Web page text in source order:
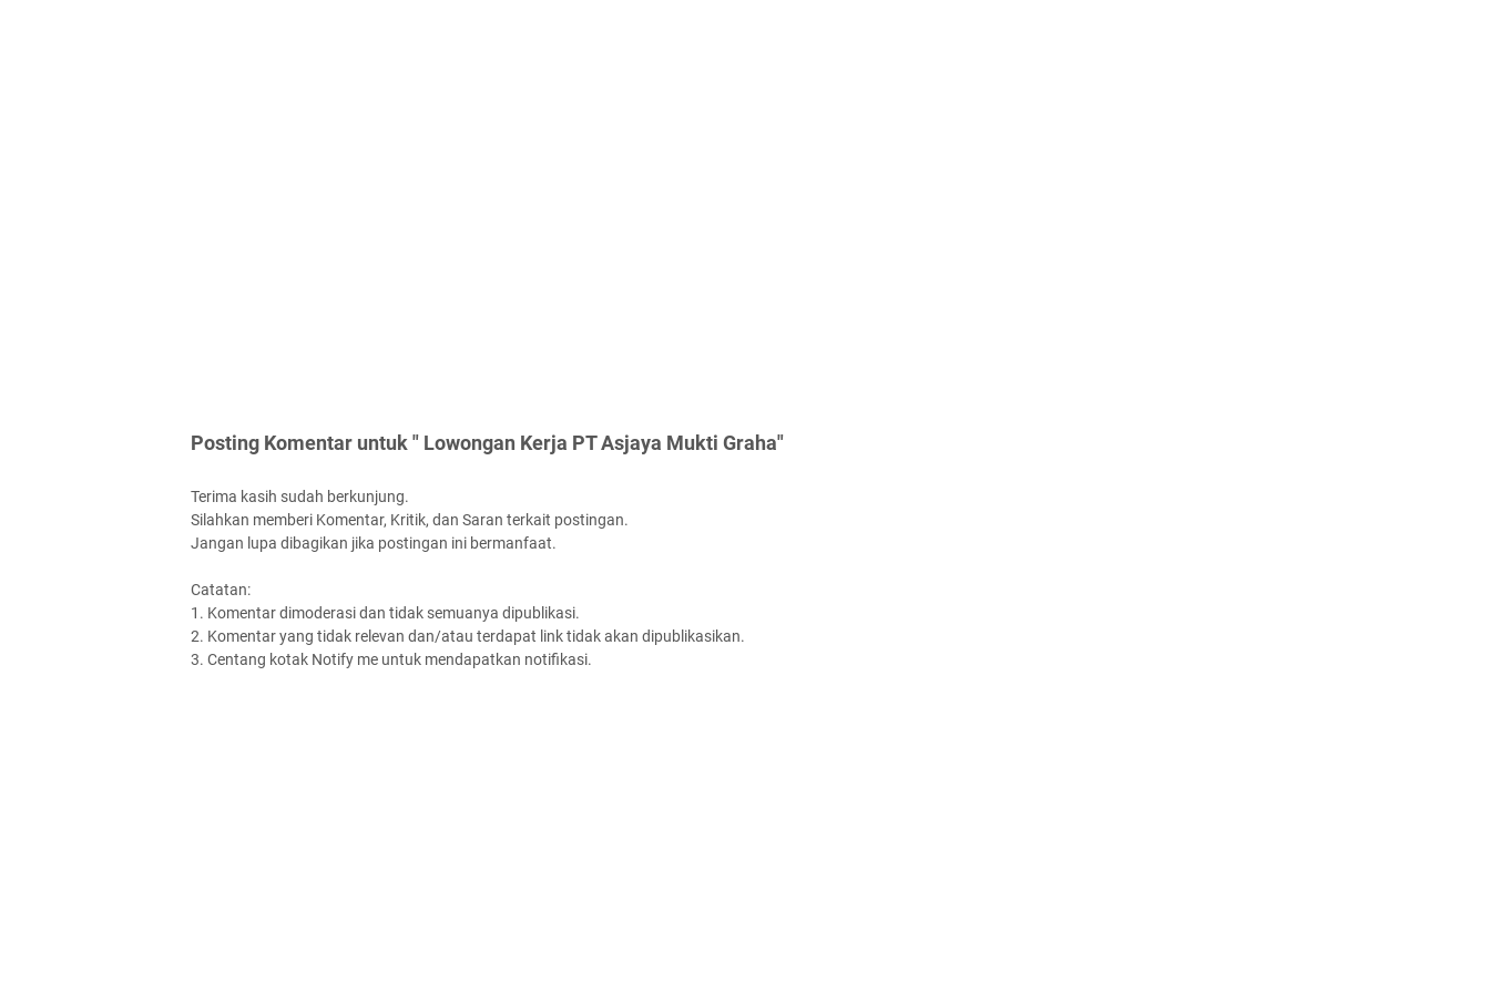
Posting Komentar untuk " Lowongan Kerja PT Asjaya Mukti Graha"
Terima kasih sudah berkunjung.
Silahkan memberi Komentar, Kritik, dan Saran terkait postingan.
Jangan lupa dibagikan jika postingan ini bermanfaat.
Catatan:
1. Komentar dimoderasi dan tidak semuanya dipublikasi.
2. Komentar yang tidak relevan dan/atau terdapat link tidak akan dipublikasikan.
3. Centang kotak Notify me untuk mendapatkan notifikasi.